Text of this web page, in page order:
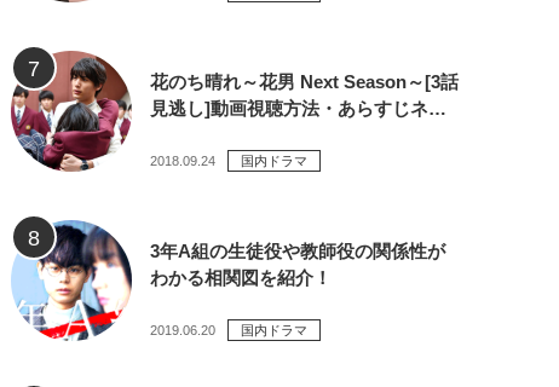
花のち晴れ～花男 Next Season～[3話
見逃し]動画視聴方法・あらすじネ…
2018.09.24 国内ドラマ
3年A組の生徒役や教師役の関係性が
わかる相関図を紹介！
2019.06.20 国内ドラマ